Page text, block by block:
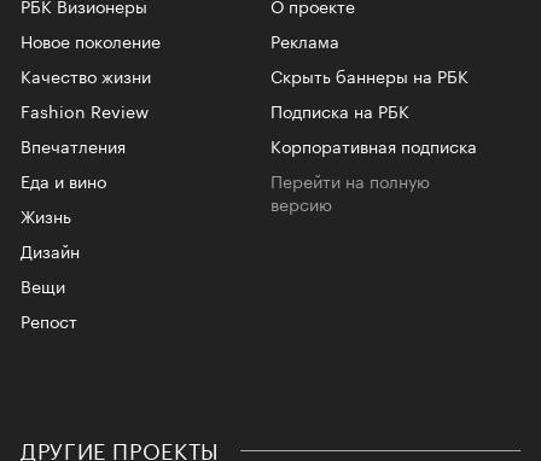
Новое поколение
Качество жизни
Fashion Review
Впечатления
Еда и вино
Жизнь
Дизайн
Вещи
Репост
Реклама
Скрыть баннеры на РБК
Подписка на РБК
Корпоративная подписка
Перейти на полную
версию
ДРУГИЕ ПРОЕКТЫ